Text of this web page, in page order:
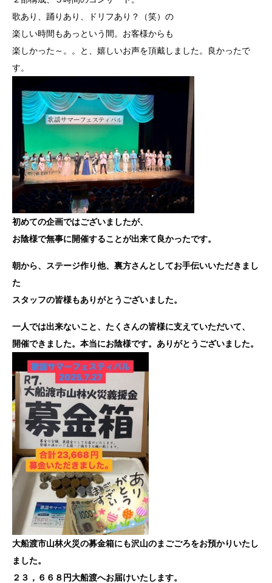
歌あり、踊りあり、ドリフあり？（笑）の
楽しい時間もあっという間。お客様からも
楽しかった～。。と、嬉しいお声を頂戴しました。良かったで
す。
初めての企画ではございましたが、
お陰様で無事に開催することが出来て良かったです。
朝から、ステージ作り他、裏方さんとしてお手伝いいただきまし
た
スタッフの皆様もありがとうございました。
一人では出来ないこと、たくさんの皆様に支えていただいて、
開催できました。本当にお陰様です。ありがとうございました。
大船渡市山林火災の募金箱にも沢山のまごごろをお預かりいたし
ました。
２３，６６８円大船渡へお届けいたします。